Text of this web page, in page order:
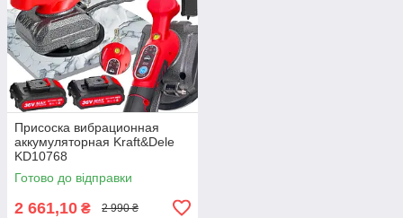
Присоска вибрационная
аккумуляторная Kraft&Dele
KD10768
Готово до відправки
2 661,10 ₴ 2 990 ₴